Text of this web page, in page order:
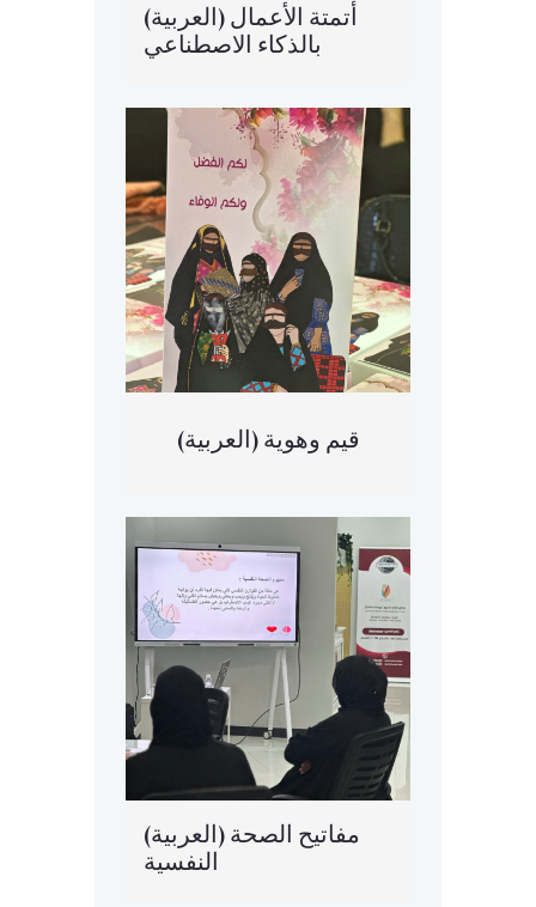
(العربية) أتمتة الأعمال
بالذكاء الاصطناعي
(العربية) قيم وهوية
(العربية) مفاتيح الصحة
النفسية